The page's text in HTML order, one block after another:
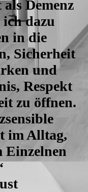
Demenz
dazu
in die
Sicherheit
und
Respekt
zu öffnen.
im Alltag,
Einzelnen